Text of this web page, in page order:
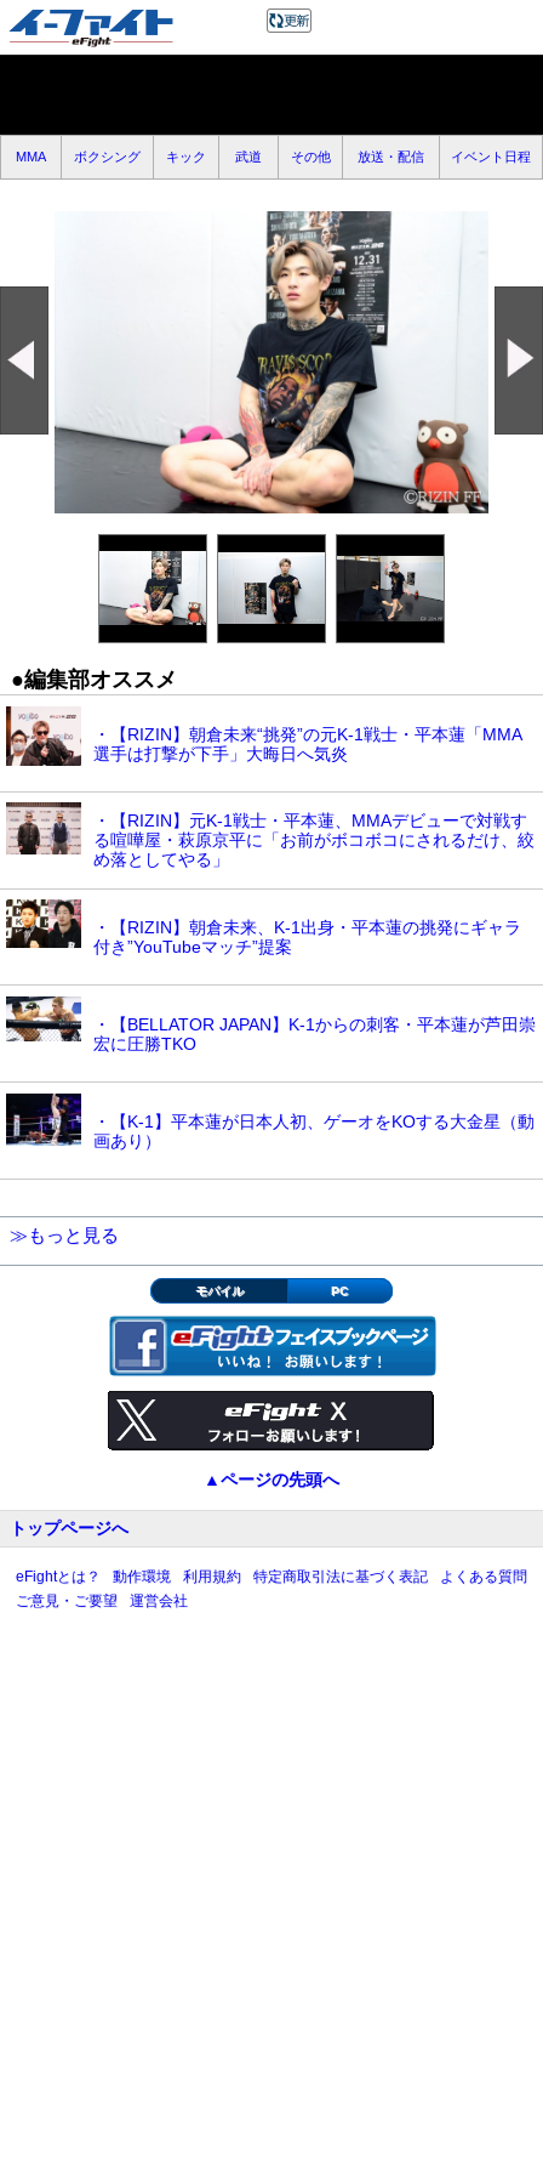
MMA ボクシング キック 武道 その他 放送・配信 イベント日程
●編集部オススメ
・【RIZIN】朝倉未来“挑発”の元K-1戦士・平本蓮「MMA
選手は打撃が下手」大晦日へ気炎
・【RIZIN】元K-1戦士・平本蓮、MMAデビューで対戦す
る喧嘩屋・萩原京平に「お前がボコボコにされるだけ、絞
め落としてやる」
・【RIZIN】朝倉未来、K-1出身・平本蓮の挑発にギャラ
付き”YouTubeマッチ”提案
・【BELLATOR JAPAN】K-1からの刺客・平本蓮が芦田崇
宏に圧勝TKO
・【K-1】平本蓮が日本人初、ゲーオをKOする大金星（動
画あり）
≫もっと見る
モバイル PC
▲ページの先頭へ
トップページへ
eFightとは？ 動作環境 利用規約 特定商取引法に基づく表記
よくある質問
ご意見・ご要望
運営会社